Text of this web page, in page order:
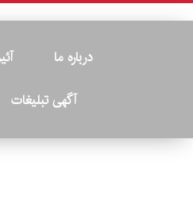
درباره ما
آگهی تبلیغات